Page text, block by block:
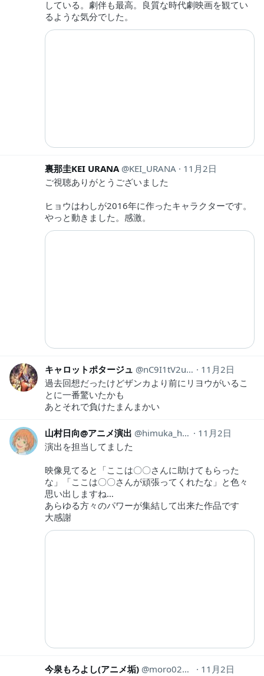
している。劇伴も最高。良質な時代劇映画を観てい
るような気分でした。
裏那圭KEI URANA KEI_URANA
11月2日
ご視聴ありがとうございました
ヒョウはわしが2016年に作ったキャラクターです。
やっと動きました。感激。
キャロットポタージュ nC9I1tV2u5k8K4q
11月2日
過去回想だったけどザンカより前にリヨウがいるこ
とに一番驚いたかも
あとそれで負けたまんまかい
山村日向@アニメ演出 himuka_himuka
11月2日
演出を担当してました
映像見てると「ここは〇〇さんに助けてもらった
な」「ここは〇〇さんが頑張ってくれたな」と色々
思い出しますね…
あらゆる方々のパワーが集結して出来た作品です
大感謝
今泉もろよし(アニメ垢) moro0212anime
11月2日